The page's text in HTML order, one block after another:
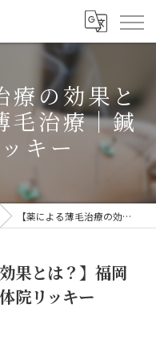
療の効果と
毛治療｜鍼
キー
【薬による薄毛治療の効果とは？】福岡市で薄毛治療｜鍼灸整体院リッキー
果とは？】福岡
院リッキー